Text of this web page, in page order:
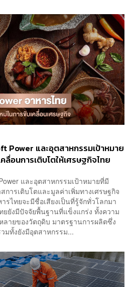
Power และอุตสาหกรรมเป้าหมาย
อนการเติบโตให้เศรษฐกิจไทย
และอุตสาหกรรมเป้าหมายที่มี
การเติบโตและมูลค่าเพิ่มทางเศรษฐกิจ
รไทยจะมีชื่อเสียงเป็นที่รู้จักทั่วโลกมา
ยยังมีปัจจัยพื้นฐานที่แข็งแกร่ง ทั้งความ
ายของวัตถุดิบ มาตรฐานการผลิตซึ่ง
มทั้งยังมีอุตสาหกรรม...